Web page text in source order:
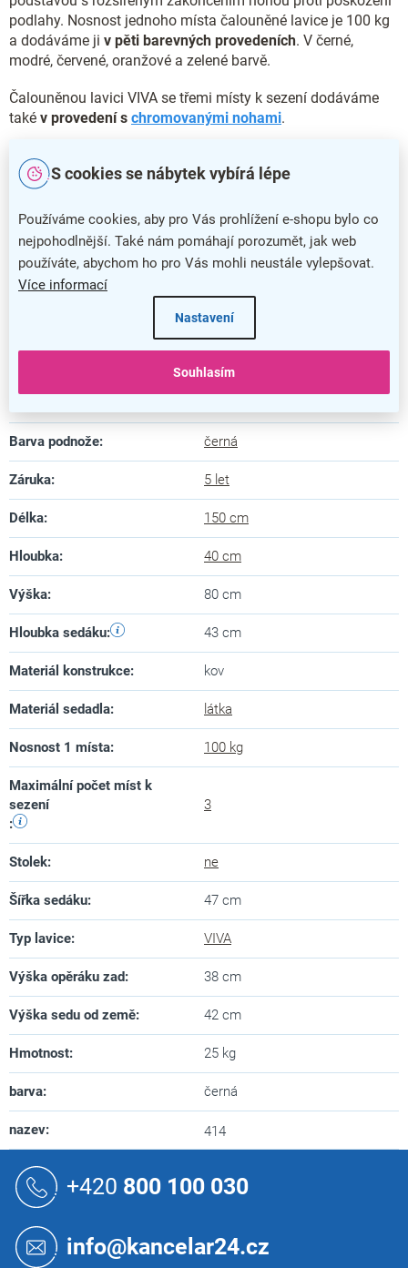
S cookies se nábytek vybírá lépe
Používáme cookies, aby pro Vás prohlížení e-shopu bylo co
nejpohodlnější. Také nám pomáhají porozumět, jak web
používáte, abychom ho pro Vás mohli neustále vylepšovat.
Více informací
Nastavení
Souhlasím
podlahy. Nosnost jednoho místa čalouněné lavice je 100 kg
a dodáváme ji v pěti barevných provedeních. V černé,
modré, červené, oranžové a zelené barvě.
Čalouněnou lavici VIVA se třemi místy k sezení dodáváme
také v provedení s chromovanými nohami.
Hlavní přednosti čalouněné lavice VIVA
Čalouněná lavice VIVA nabízí široké spektrum využití
Stabilní konstrukce poskytuje tři místa k sezení
Pohodlí a příjemný vzhled zajistí čalounění látkou
Nosnost jednoho místa je 100 kg
Doplňkové parametry
Lavice do čekáren
Barva podnože: černá
Záruka: 5 let
Délka: 150 cm
Hloubka: 40 cm
Výška: 80 cm
Hloubka sedáku: 43 cm
Materiál konstrukce: kov
Materiál sedadla: látka
Nosnost 1 místa: 100 kg
Maximální počet míst k
sezení
:
3
Stolek: ne
Šířka sedáku: 47 cm
Typ lavice: VIVA
Výška opěráku zad: 38 cm
Výška sedu od země: 42 cm
Hmotnost: 25 kg
barva: černá
nazev: 414
+420 800 100 030
info@kancelar24.cz